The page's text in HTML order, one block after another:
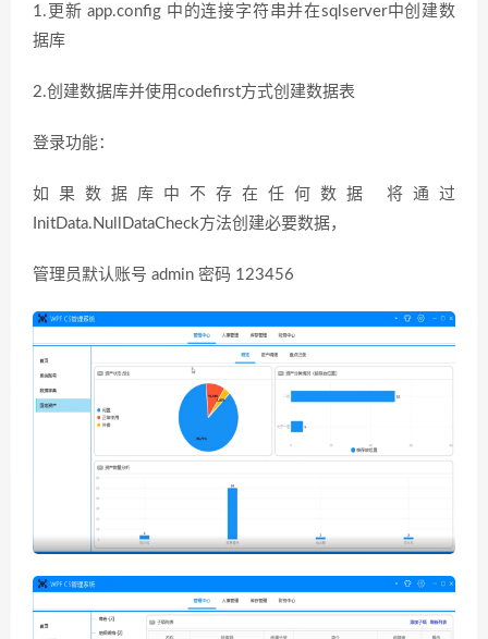
1.更新 app.config 中的连接字符串并在sqlserver中创建数
据库
2.创建数据库并使用codefirst方式创建数据表
登录功能：
如果数据库中不存在任何数据 将通过
InitData.NullDataCheck方法创建必要数据，
管理员默认账号 admin 密码 123456